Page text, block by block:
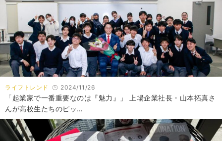
ライフトレンド 2024/11/26
「起業家で一番重要なのは『魅力』」 上場企業社長・山本拓真さ
んが高校生たちのピッ…